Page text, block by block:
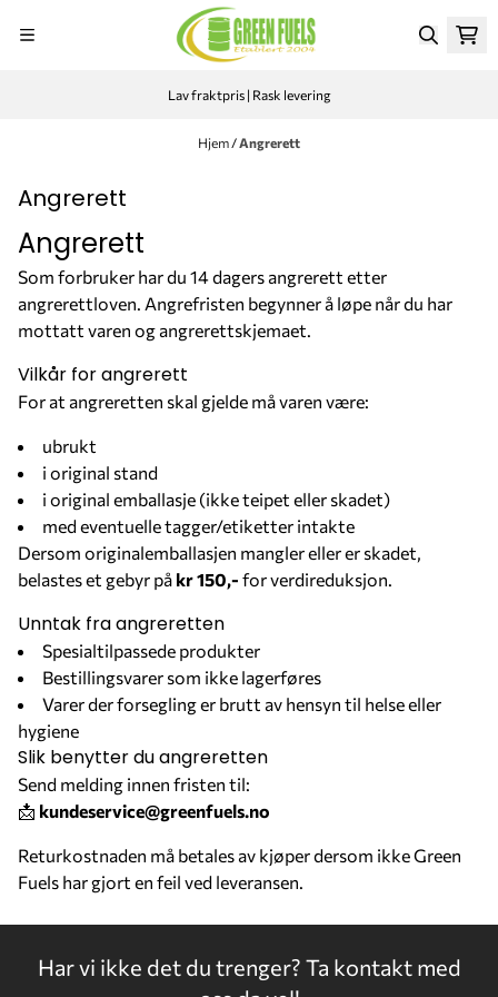
Lav fraktpris | Rask levering
Hjem / Angrerett
Angrerett
Angrerett
Som forbruker har du 14 dagers angrerett etter
angrerettloven. Angrefristen begynner å løpe når du har
mottatt varen og angrerettskjemaet.
Vilkår for angrerett
For at angreretten skal gjelde må varen være:
ubrukt
i original stand
i original emballasje (ikke teipet eller skadet)
med eventuelle tagger/etiketter intakte
Dersom originalemballasjen mangler eller er skadet,
belastes et gebyr på kr 150,- for verdireduksjon.
Unntak fra angreretten
Spesialtilpassede produkter
Bestillingsvarer som ikke lagerføres
Varer der forsegling er brutt av hensyn til helse eller
hygiene
Slik benytter du angreretten
Send melding innen fristen til:
📩 kundeservice@greenfuels.no
Returkostnaden må betales av kjøper dersom ikke Green
Fuels har gjort en feil ved leveransen.
Har vi ikke det du trenger? Ta kontakt med